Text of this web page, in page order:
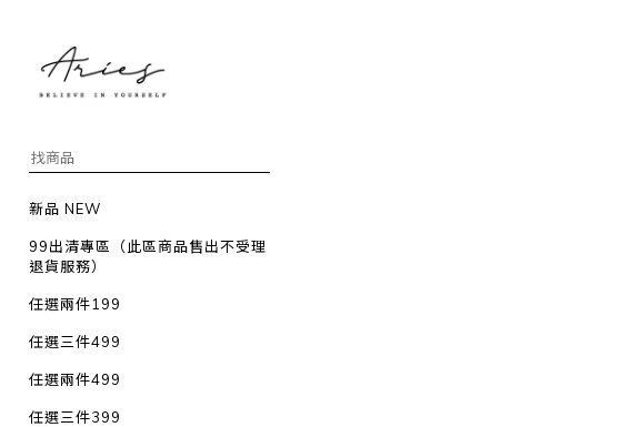
新品 NEW
99出清專區（此區商品售出不受理
退貨服務）
任選兩件199
任選三件499
任選兩件499
任選三件399